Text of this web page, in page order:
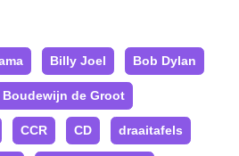
Billy Joel Bob Dylan
Boudewijn de Groot
CCR CD draaitafels